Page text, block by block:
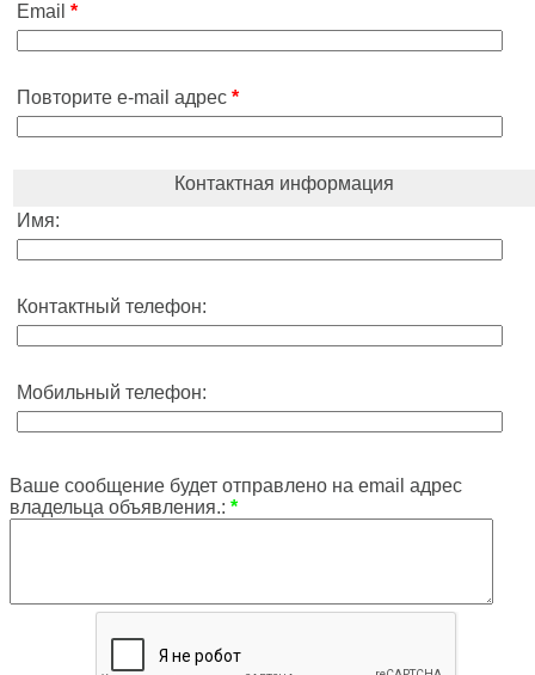
Email *
Повторите e-mail адрес *
Контактная информация
Имя:
Контактный телефон:
Мобильный телефон:
Ваше сообщение будет отправлено на email адрес
владельца объявления.: *